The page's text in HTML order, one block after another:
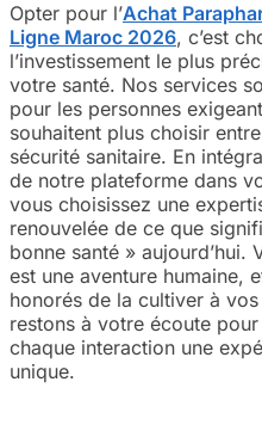
Opter pour l’Achat
Ligne Maroc 2026, c’est
l’investissement le plus
votre santé. Nos services
pour les personnes
souhaitent plus choisir
sécurité sanitaire. En
de notre plateforme dans
vous choisissez une
renouvelée de ce que
bonne santé » aujourd’hui.
est une aventure humaine,
honorés de la cultiver à
restons à votre écoute
chaque interaction une
unique.